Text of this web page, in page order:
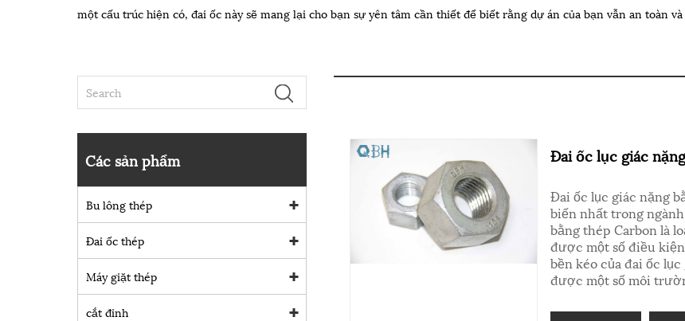
một cấu trúc hiện có, đai ốc này sẽ mang lại cho bạn sự yên tâm cần thiết để biết rằng dự án của bạn vẫn an toàn
Các sản phẩm
Bu lông thép
Đai ốc thép
Máy giặt thép
cắt đinh
Đai ốc lục giác
Đai ốc lục giác nặng
biến nhất trong
bằng thép Carbon là
được một số điều
bền kéo của đai ốc
được một số môi